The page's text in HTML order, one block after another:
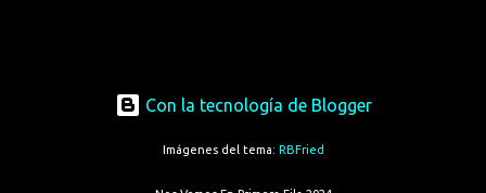
Con la tecnología de Blogger
Imágenes del tema: RBFried